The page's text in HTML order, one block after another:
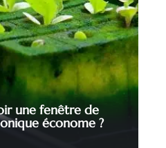
une fenêtre de
économe ?